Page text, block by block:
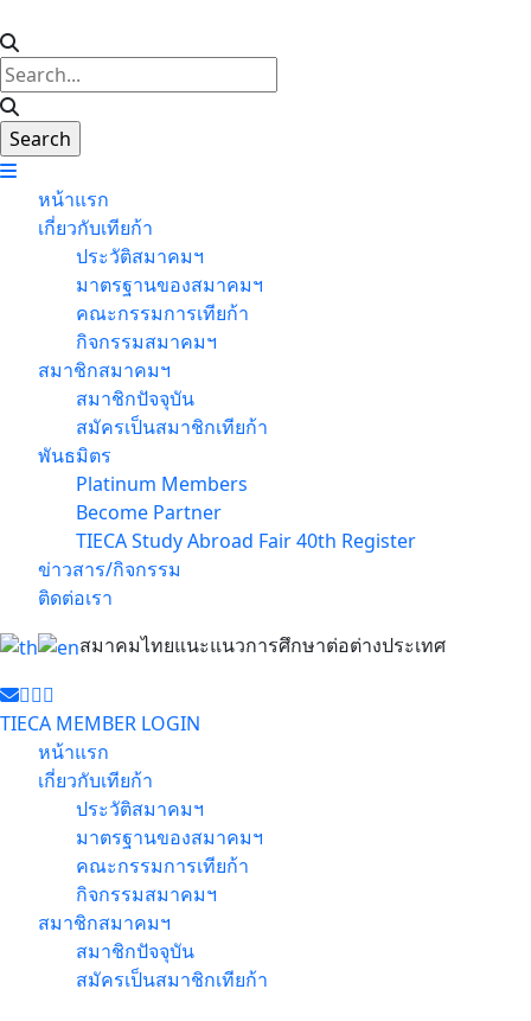
หน้าแรก
เกี่ยวกับเทียก้า
ประวัติสมาคมฯ
มาตรฐานของสมาคมฯ
คณะกรรมการเทียก้า
กิจกรรมสมาคมฯ
สมาชิกสมาคมฯ
สมาชิกปัจจุบัน
สมัครเป็นสมาชิกเทียก้า
พันธมิตร
Platinum Members
Become Partner
TIECA Study Abroad Fair 40th Register
ข่าวสาร/กิจกรรม
ติดต่อเรา
สมาคมไทยแนะแนวการศึกษาต่อต่างประเทศ
TIECA MEMBER LOGIN
หน้าแรก
เกี่ยวกับเทียก้า
ประวัติสมาคมฯ
มาตรฐานของสมาคมฯ
คณะกรรมการเทียก้า
กิจกรรมสมาคมฯ
สมาชิกสมาคมฯ
สมาชิกปัจจุบัน
สมัครเป็นสมาชิกเทียก้า